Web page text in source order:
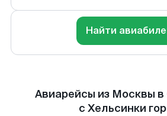
Найти
Авиарейсы из Москвы
с Хельсинки